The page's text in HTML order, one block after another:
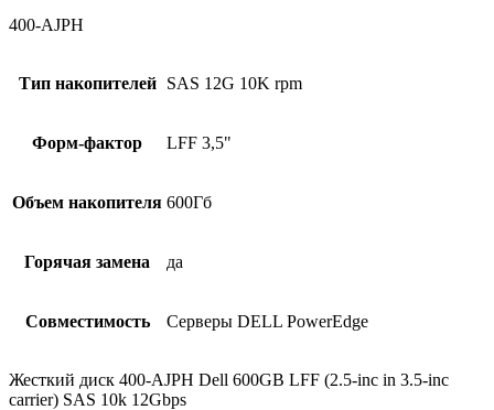
400-AJPH
Тип накопителей SAS 12G 10K rpm
Форм-фактор LFF 3,5"
Объем накопителя 600Гб
Горячая замена да
Совместимость Серверы DELL PowerEdge
Жесткий диск 400-AJPH Dell 600GB LFF (2.5-inc in 3.5-inc
carrier) SAS 10k 12Gbps